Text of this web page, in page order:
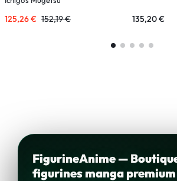
125,26€ 152,19€ 135,20€
FigurineAnime —
figurines manga premium